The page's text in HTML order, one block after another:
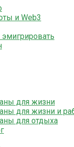
и Web3
для жизни
для жизни и
для отдыха